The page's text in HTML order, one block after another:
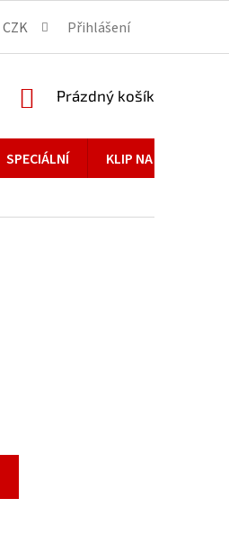
CZK Přihlášení
NÁKUPNÍ
Prázdný košík
SPECIÁLNÍ KLIP NA BRÝLE